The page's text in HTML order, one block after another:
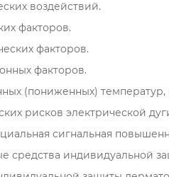
воздействий.
факторов.
факторов.
факторов.
(пониженных) температур,
рисков электрической
сигнальная
средства индивидуальной